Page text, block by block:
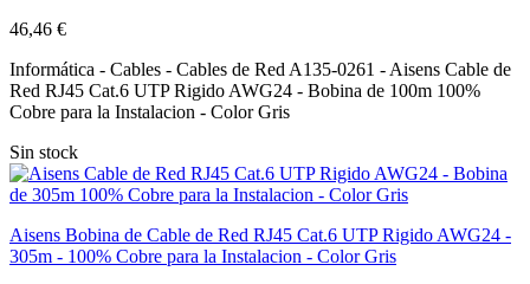
46,46 €
Informática - Cables - Cables de Red A135-0261 - Aisens Cable de
Red RJ45 Cat.6 UTP Rigido AWG24 - Bobina de 100m 100%
Cobre para la Instalacion - Color Gris
Sin stock
Aisens Bobina de Cable de Red RJ45 Cat.6 UTP Rigido AWG24 -
305m - 100% Cobre para la Instalacion - Color Gris